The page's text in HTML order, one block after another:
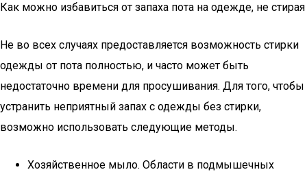
Как можно избавиться от запаха пота на одежде, не стирая
Не во всех случаях предоставляется возможность стирки
одежды от пота полностью, и часто может быть
недостаточно времени для просушивания. Для того, чтобы
устранить неприятный запах с одежды без стирки,
возможно использовать следующие методы.
Хозяйственное мыло. Области в подмышечных